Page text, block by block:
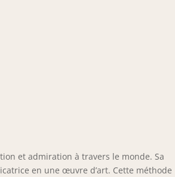
et admiration à travers le monde. Sa
en une œuvre d’art. Cette méthode